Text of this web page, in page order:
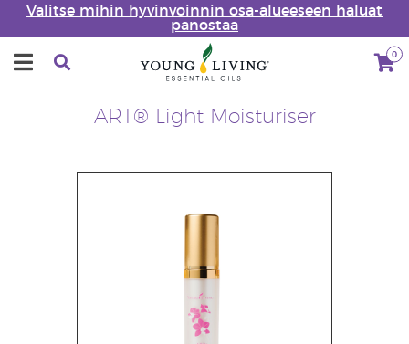
Valitse mihin hyvinvoinnin osa-alueeseen haluat
panostaa
0
ART® Light Moisturiser